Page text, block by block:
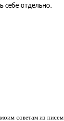
себе отдельно.
советам из писем